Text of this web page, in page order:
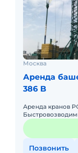
Москва
Аренда
386 B
Аренда кранов
гусеничном ходу! По характеристикам аналогичны
кранам Potain
Позвонить